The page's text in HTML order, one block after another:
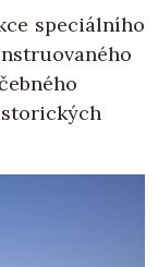
speciálního